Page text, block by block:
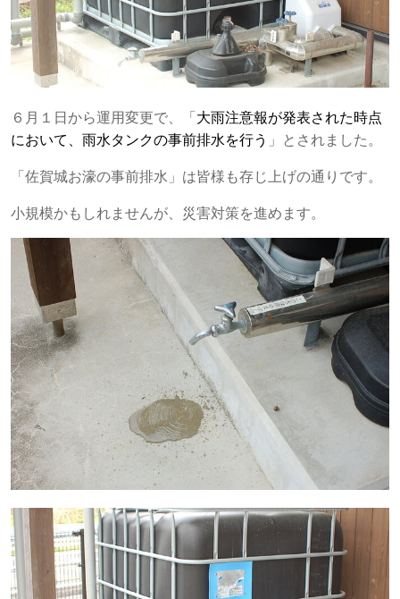
６月１日から運用変更で、「大雨注意報が発表された時点
において、雨水タンクの事前排水を行う 」とされました。
「佐賀城お濠の事前排水」は皆様も存じ上げの通りです。
小規模かもしれませんが、災害対策を進めます。